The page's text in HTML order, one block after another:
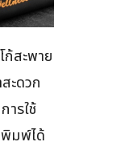
ก้สะพาย
ะดวก
ารใช้
มพ์ได้